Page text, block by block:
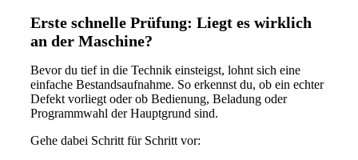
Erste schnelle Prüfung: Liegt es wirklich
an der Maschine?
Bevor du tief in die Technik einsteigst, lohnt sich eine
einfache Bestandsaufnahme. So erkennst du, ob ein echter
Defekt vorliegt oder ob Bedienung, Beladung oder
Programmwahl der Hauptgrund sind.
Gehe dabei Schritt für Schritt vor: